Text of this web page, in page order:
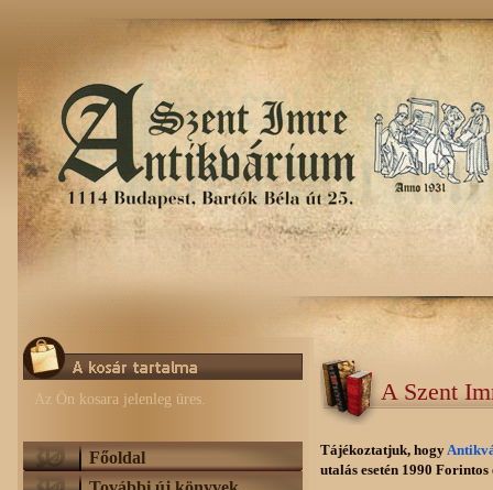
Az Ön kosara jelenleg üres.
Főoldal
A Szent
Tájékoztatjuk, hogy
utalás esetén 1990